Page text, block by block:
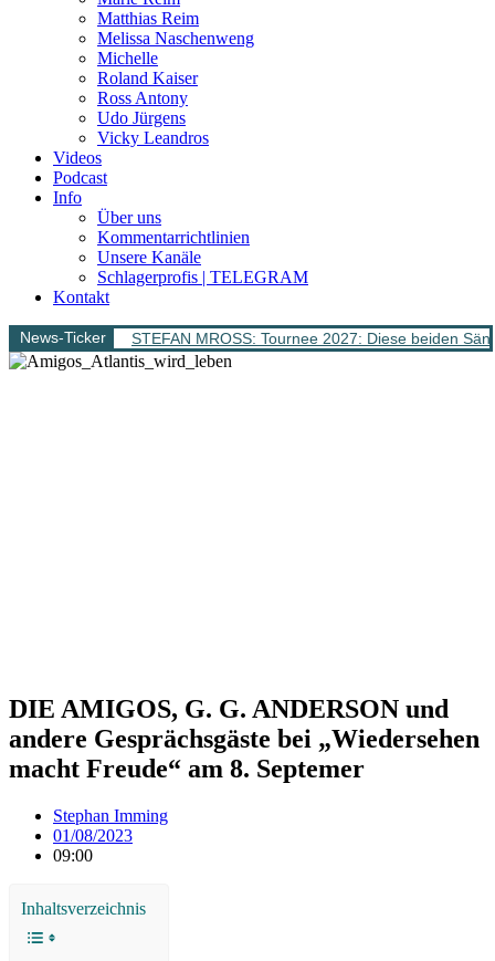
Matthias Reim
Melissa Naschenweng
Michelle
Roland Kaiser
Ross Antony
Udo Jürgens
Vicky Leandros
Videos
Podcast
Info
Über uns
Kommentarrichtlinien
Unsere Kanäle
Schlagerprofis | TELEGRAM
Kontakt
News-Ticker STEFAN MROSS: Tournee 2027: Diese beiden
DIE AMIGOS, G. G. ANDERSON und
andere Gesprächsgäste bei „Wiedersehen
macht Freude“ am 8. Septemer
Stephan Imming
01/08/2023
09:00
Inhaltsverzeichnis